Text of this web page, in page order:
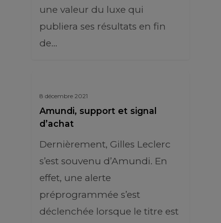
une valeur du luxe qui
publiera ses résultats en fin
de…
8 décembre 2021
Amundi, support et signal
d’achat
Dernièrement, Gilles Leclerc
s’est souvenu d’Amundi. En
effet, une alerte
préprogrammée s’est
déclenchée lorsque le titre est